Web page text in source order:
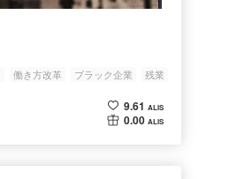
働き方改革 ブラック企業
残業
9.61 ALIS
0.00 ALIS